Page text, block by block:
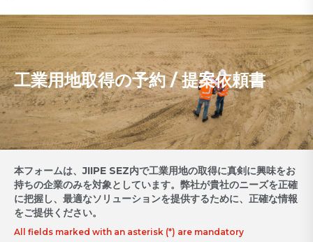
工業用地取得の予約 / 提案依頼書
本フォームは、JIIPE SEZ内で工業用地の取得に真剣に興味をお
持ちの企業のみを対象としています。弊社が貴社のニーズを正確
に把握し、最適なソリューションを提供するために、正確な情報
をご提供ください。
All fields marked with an asterisk (*) are mandatory